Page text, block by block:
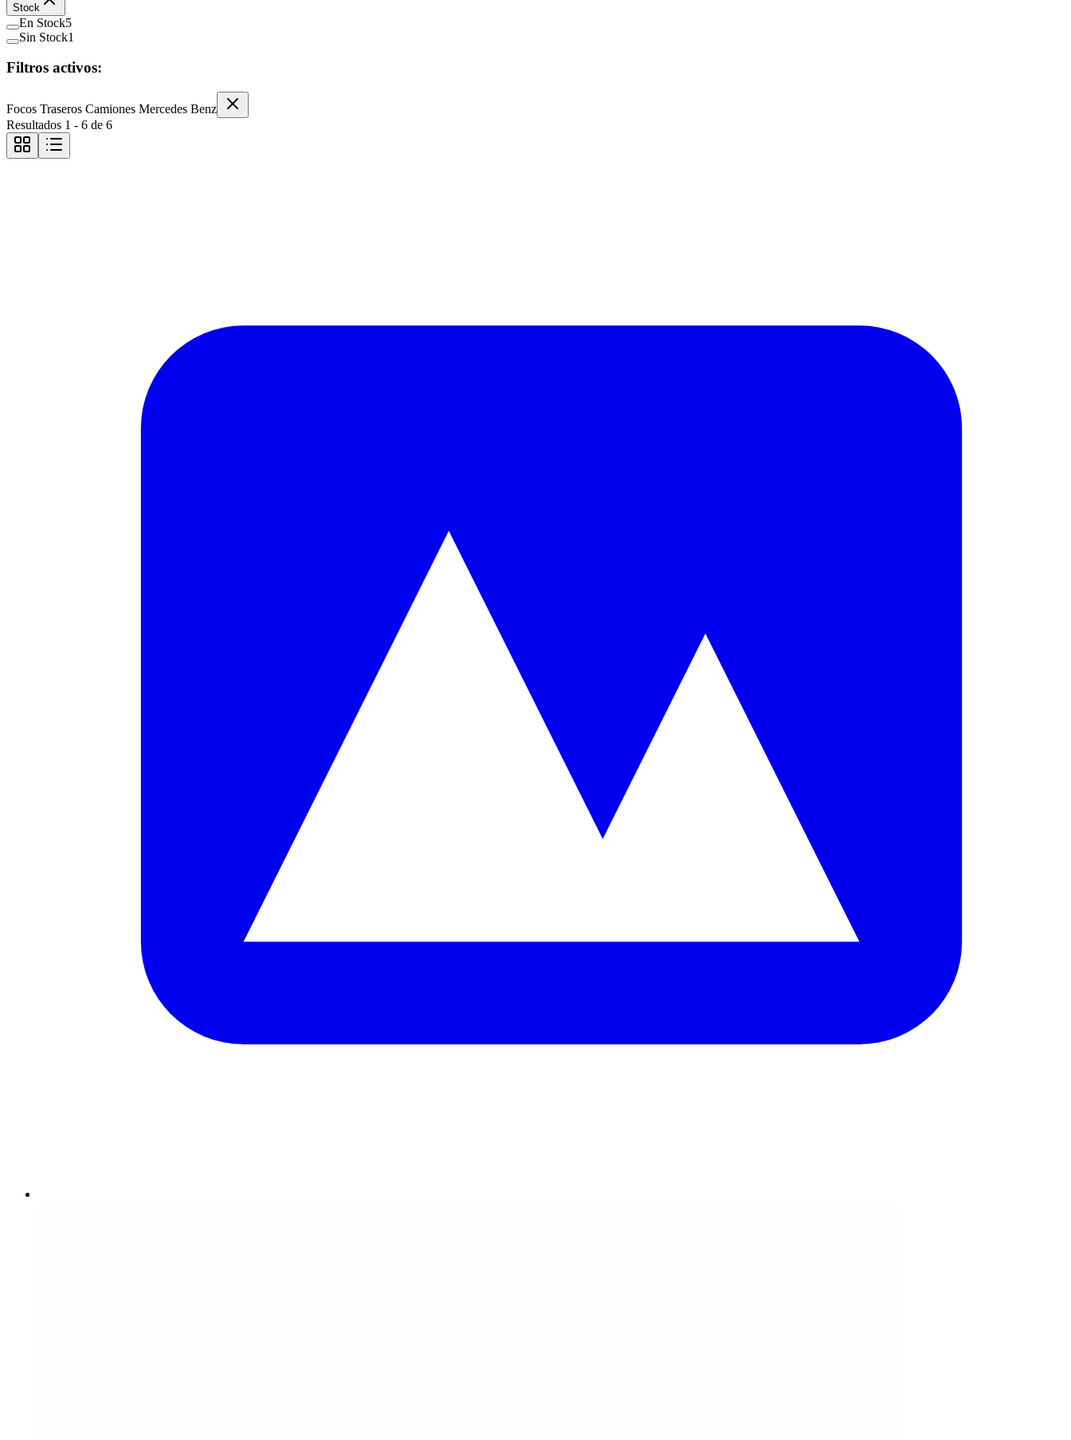
Stock
En Stock5
Sin Stock1
Filtros activos:
Focos Traseros Camiones Mercedes Benz
Resultados 1 - 6 de 6